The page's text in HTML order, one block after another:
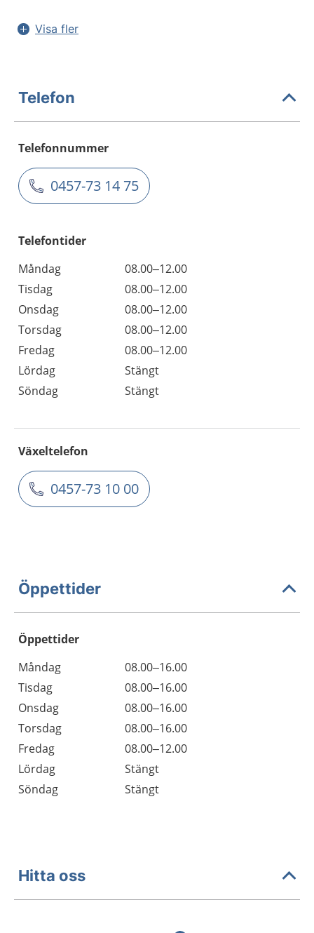
Visa fler
Telefon
Telefonnummer
0457-73 14 75
Telefontider
Måndag
08.00–12.00
Tisdag
08.00–12.00
Onsdag
08.00–12.00
Torsdag
08.00–12.00
Fredag
08.00–12.00
Lördag
Stängt
Söndag
Stängt
Växeltelefon
0457-73 10 00
Öppettider
Öppettider
Dag
Öppettider
Kommentarer
Måndag
08.00–16.00
Tisdag
08.00–16.00
Onsdag
08.00–16.00
Torsdag
08.00–16.00
Fredag
08.00–12.00
Lördag
Stängt
Söndag
Stängt
Hitta oss